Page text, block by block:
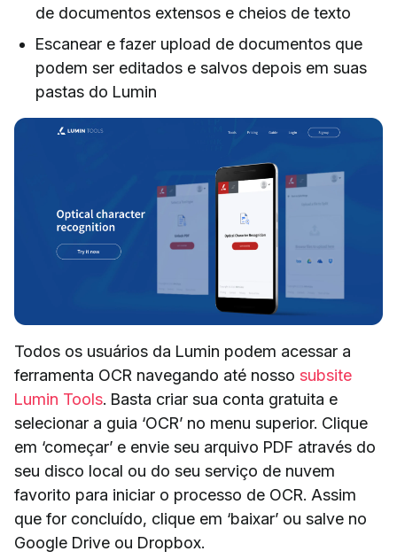
de documentos extensos e cheios de texto
Escanear e fazer upload de documentos que
podem ser editados e salvos depois em suas
pastas do Lumin
Todos os usuários da Lumin podem acessar a
ferramenta OCR navegando até nosso subsite
Lumin Tools. Basta criar sua conta gratuita e
selecionar a guia ‘OCR’ no menu superior. Clique
em ‘começar’ e envie seu arquivo PDF através do
seu disco local ou do seu serviço de nuvem
favorito para iniciar o processo de OCR. Assim
que for concluído, clique em ‘baixar’ ou salve no
Google Drive ou Dropbox.